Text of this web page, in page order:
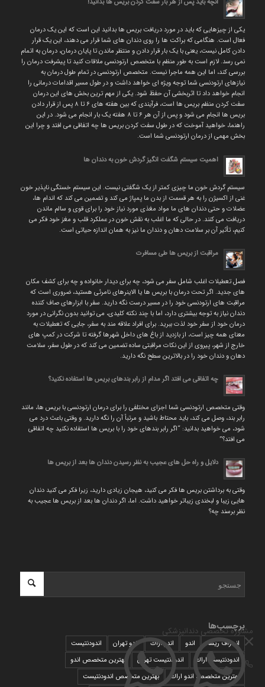
یکی از چیزهایی که باید در مورد دریافت بریس ها بدانید این است که این یک درمان
فعال است. هنگامی که براکت ها را روی دندان های شما قرار می دهند، این یک قرار
دادن کامل نیست، یعنی با یک بار قرار دادن و منتظر ماندن تا پایان درمان، درمان به اتمام
نمی رسد. لازم است به طور منظم با متخصص ارتودنسی ملاقات کنید تا پیشرفت درمان را
بررسی کند، اما این همه ماجرا نیست. متخصص ارتودنسی در تمام طول درمان به
نیازهای ارتودنسی شما توجه ویژه ای خواهد داشت و در طول مسیر اقدامات درمانی را
انجام خواهد داد تا اثربخشی آن حفظ شود. یکی از مهم ترین بخش های این درمان
سفت کردن منظم بریس ها است، فرآیندی که بین هفته های ۶ تا ۸ پس از قرار دادن
بریس ها انجام می شود و پس از آن هر ۶ تا ۸ هفته یک بار انجام می شود. در این
راهنما، خواهید آموخت که در طول سفت کردن بریس ها چه اتفاقی می افتد و چرا این
بخش مهمی از درمان ارتودنسی شما است.
اهمیت سیستم شگفت انگیز گردش خون به دندان ها
سیستم گردش خون ما چیزی کمتر از یک شگفتی نیست. این سیستم خستگی ناپذیر خون
غنی از اکسیژن را به هر قسمت از بدن ما پمپاژ می کند و تضمین می کند که اندام ها،
عضلات و حتی دندان های ما مواد مغذی مورد نیاز خود را برای قوی و سالم ماندن
دریافت می کنند. در حالی که ما اغلب به نقش خون در عملکرد قلب و مغز خود فکر می
کنیم، تأثیر آن بر سلامت دهان و دندان ما نیز به همان اندازه حیاتی است.
مراقبت از بریس ها طی مسافرت
فصل تعطیلات اغلب شامل سفر می شود، چه برای دیدار خانواده و چه برای کشف مکان
های جدید. اگر تحت درمان با بریس ها یا الاینرهای نامرئی هستید، ضروری است که
مراقبت های ارتودنسی خود را در مسیر درست نگه دارید. سفر با ابزارهای صاف کننده
دندان نیاز به توجه بیشتری دارد، اما با چند نکته کلیدی، می توانید بدون نگرانی در مورد
درمان خود از سفر خود لذت ببرید. برای افراد علاقه مند به سفر، جایی که تعطیلات به
معنای همه چیز است، از بازدید از باغ های داخل شهرها گرفته تا شرکت در کمپ های
خارج از شهر، پیروی از این نکات مراقبتی ساده تضمین می کند که در طول سفر، سلامت
دهان و دندان خود را در بالاترین سطح نگه دارید.
چه اتفاقی می افتد اگر مدام از رابر بندهای بریس ها استفاده نکنید؟
وقتی متخصص ارتودنسی شما اجزای مختلفی را برای درمان ارتودنسی با بریس ها، مانند
رابر بند، وصل می کند، باید محتاط باشید و مرتباً آن را نگه دارید. و وقتی باعث درد می
شود، می خواهید بدانید: “اگر رابر بندهای خود را با بریس ها استفاده نکنید چه اتفاقی
می افتد؟”
دلایل و راه حل های عجیب به نظر رسیدن دندان ها بعد از بریس ها
وقتی به برداشتن بریس ها فکر می کنید، هیجان زیادی دارید، زیرا فکر می کنید دندان
هایی زیبا و لبخندی زیباتر خواهید داشت. اما، اگر دندان ها بعد از بریس ها عجیب به
نظر برسند چه؟
برچسب‌ها
انحراف ریشه اندو اندو اراك اندو تهران
اندودنتیست
اندودنتیست اراك
اندودنتیست تهران
بهترين متخصص اندو
بهترين متخصص اندو اراك
بهترين متخصص اندودنتيست
مشاوره تخصصی دندانپزشکی